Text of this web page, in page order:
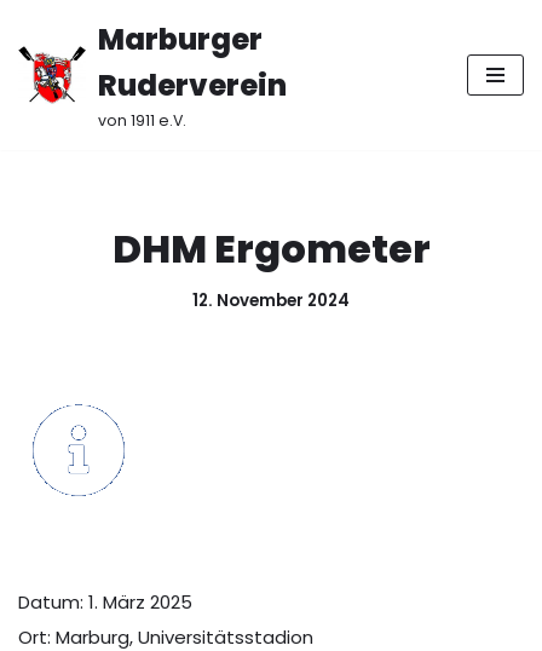
Zum
Inhalt
Marburger
Ruderverein
von 1911 e.V.
DHM Ergometer
12. November 2024
Datum: 1. März 2025
Ort: Marburg, Universitätsstadion